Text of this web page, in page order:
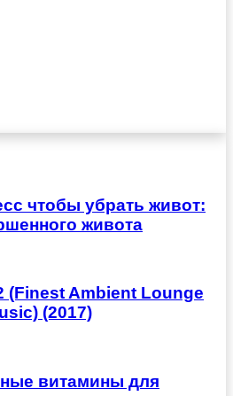
чтобы убрать живот:
живота
(Finest Ambient Lounge
(2017)
витамины для